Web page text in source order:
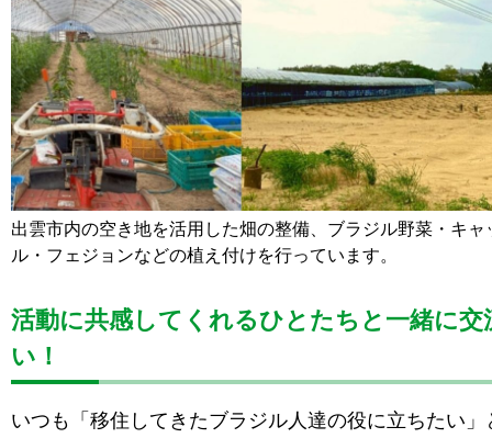
出雲市内の空き地を活用した畑の整備、ブラジル野菜・キャ
ル・フェジョンなどの植え付けを行っています。
活動に共感してくれるひとたちと一緒に交
い！
いつも「移住してきたブラジル人達の役に立ちたい」